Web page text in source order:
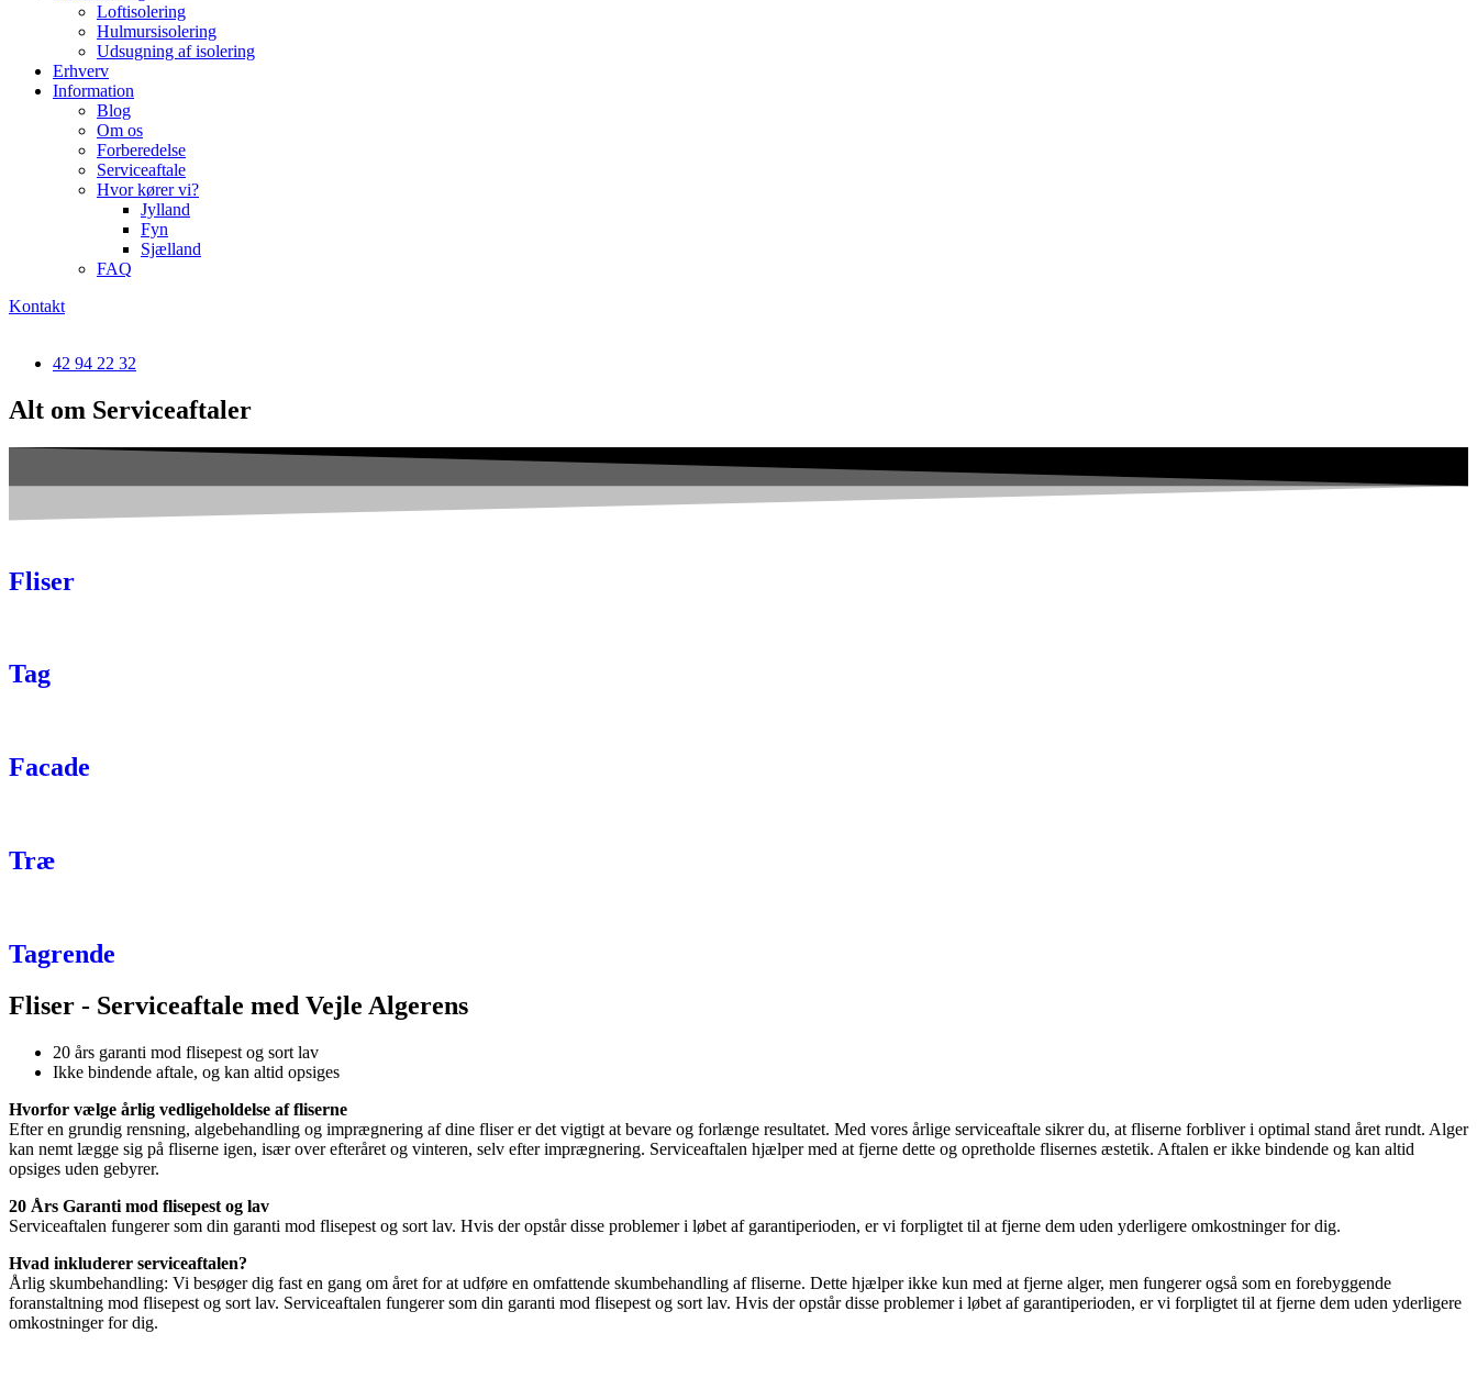
Loftisolering
Hulmursisolering
Udsugning af isolering
Erhverv
Information
Blog
Om os
Forberedelse
Serviceaftale
Hvor kører vi?
Jylland
Fyn
Sjælland
FAQ
Kontakt
42 94 22 32
Alt om Serviceaftaler
Fliser
Tag
Facade
Træ
Tagrende
Fliser - Serviceaftale med Vejle Algerens
20 års garanti mod flisepest og sort lav
Ikke bindende aftale, og kan altid opsiges
Hvorfor vælge årlig vedligeholdelse af fliserne
Efter en grundig rensning, algebehandling og imprægnering af dine fliser er det vigtigt at bevare og forlænge resultatet. Med vores årlige serviceaftale sikrer du, at fliserne forbliver i optimal stand året rundt. Alger
kan nemt lægge sig på fliserne igen, især over efteråret og vinteren, selv efter imprægnering. Serviceaftalen hjælper med at fjerne dette og opretholde flisernes æstetik. Aftalen er ikke bindende og kan altid
opsiges uden gebyrer.
20 Års Garanti mod flisepest og lav
Serviceaftalen fungerer som din garanti mod flisepest og sort lav. Hvis der opstår disse problemer i løbet af garantiperioden, er vi forpligtet til at fjerne dem uden yderligere omkostninger for dig.
Hvad inkluderer serviceaftalen?
Årlig skumbehandling: Vi besøger dig fast en gang om året for at udføre en omfattende skumbehandling af fliserne. Dette hjælper ikke kun med at fjerne alger, men fungerer også som en forebyggende
foranstaltning mod flisepest og sort lav. Serviceaftalen fungerer som din garanti mod flisepest og sort lav. Hvis der opstår disse problemer i løbet af garantiperioden, er vi forpligtet til at fjerne dem uden yderligere
omkostninger for dig.